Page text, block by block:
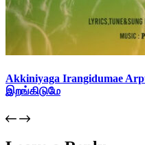
Akkiniyaga Irangidumae
இறங்கிடுமே